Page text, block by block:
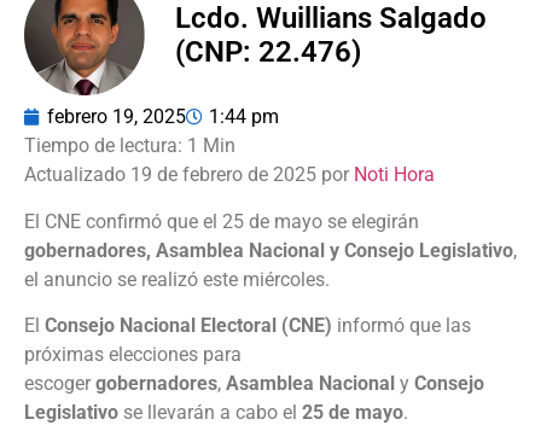
Lcdo. Wuillians Salgado
(CNP: 22.476)
febrero 19, 2025 1:44 pm
Actualizado 19 de febrero de 2025 por Noti Hora
El CNE confirmó que el 25 de mayo se elegirán
gobernadores, Asamblea Nacional y Consejo Legislativo,
el anuncio se realizó este miércoles.
El Consejo Nacional Electoral (CNE) informó que las
próximas elecciones para
escoger gobernadores, Asamblea Nacional y Consejo
Legislativo se llevarán a cabo el 25 de mayo.